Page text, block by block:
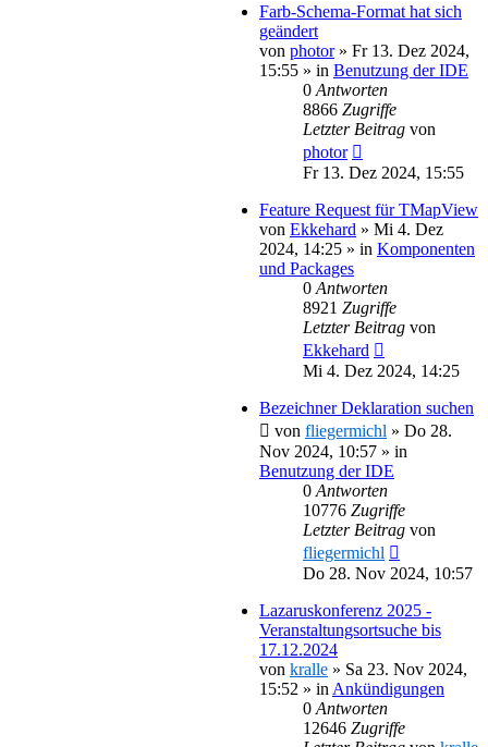
Farb-Schema-Format hat sich
geändert
von photor» Fr 13. Dez 2024,
15:55 » in Benutzung der IDE
0 Antworten
8866 Zugriffe
Letzter Beitrag von
photor
Fr 13. Dez 2024, 15:55
Feature Request für TMapView
von Ekkehard » Mi 4. Dez
2024, 14:25 » in Komponenten
und Packages
0 Antworten
8921 Zugriffe
Letzter Beitrag von
Ekkehard
Mi 4. Dez 2024, 14:25
Bezeichner Deklaration suchen
von fliegermichl » Do 28.
Nov 2024, 10:57 » in
Benutzung der IDE
0 Antworten
10776 Zugriffe
Letzter Beitrag von
fliegermichl
Do 28. Nov 2024, 10:57
Lazaruskonferenz 2025 -
Veranstaltungsortsuche bis
17.12.2024
von kralle » Sa 23. Nov 2024,
15:52 » in Ankündigungen
0 Antworten
12646 Zugriffe